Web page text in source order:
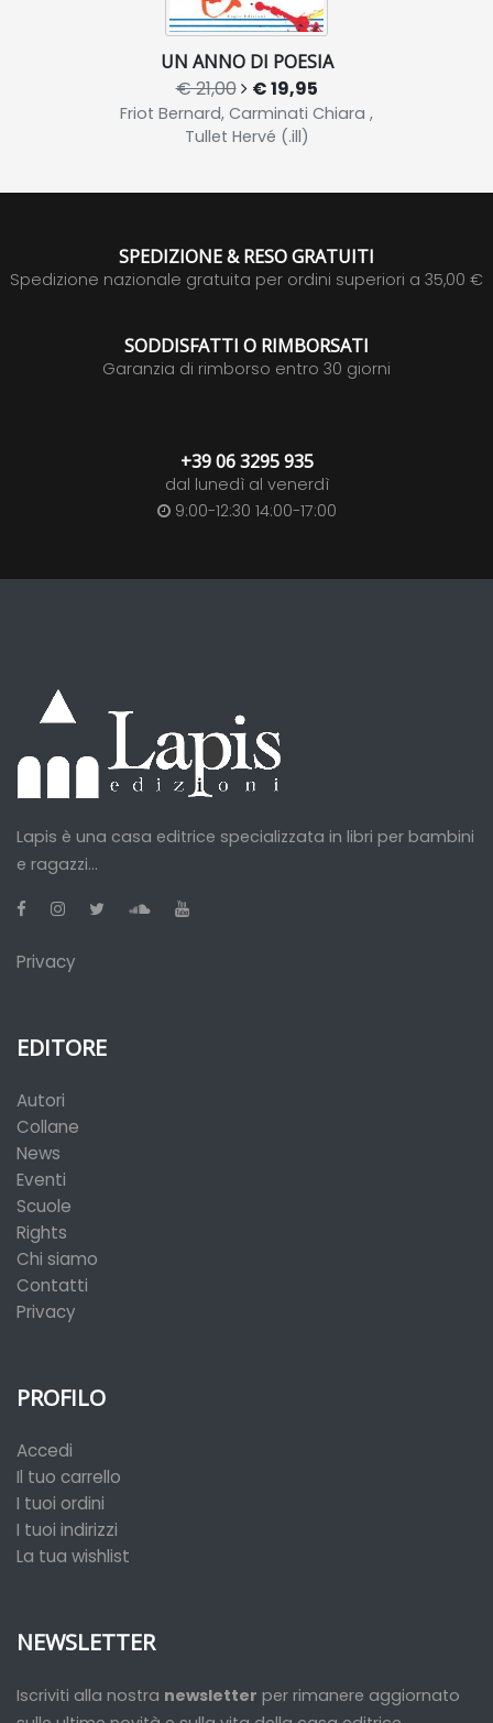
UN ANNO DI POESIA
€ 21,00 € 19,95
Friot Bernard, Carminati Chiara ,
Tullet Hervé (.ill)
SPEDIZIONE & RESO GRATUITI
Spedizione nazionale gratuita per ordini superiori a 35,00 €
SODDISFATTI O RIMBORSATI
Garanzia di rimborso entro 30 giorni
+39 06 3295 935
dal lunedì al venerdì
9:00-12:30 14:00-17:00
Lapis è una casa editrice specializzata in libri per bambini
e ragazzi...
Privacy
EDITORE
Autori
Collane
News
Eventi
Scuole
Rights
Chi siamo
Contatti
Privacy
PROFILO
Accedi
Il tuo carrello
I tuoi ordini
I tuoi indirizzi
La tua wishlist
NEWSLETTER
Iscriviti alla nostra newsletter per rimanere aggiornato